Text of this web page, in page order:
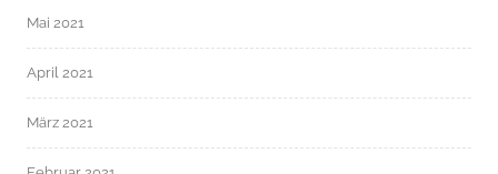
Mai 2021
April 2021
März 2021